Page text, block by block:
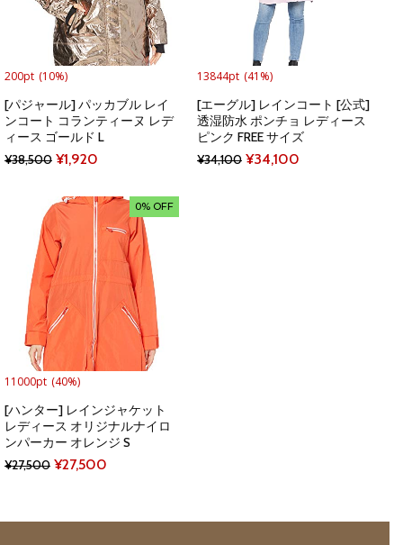
200pt (10%)
[パジャール] パッカブル レイ
ンコート コランティーヌ レデ
ィース ゴールド L
¥38,500 Original
was:
¥38,500.
¥1,920
is:
¥1,920.
13844pt (41%)
[エーグル] レインコート [公式]
透湿防水 ポンチョ レディース
ピンク FREE サイズ
¥34,100 Original
¥34,100
0% OFF
11000pt (40%)
[ハンター] レインジャケット
レディース オリジナルナイロ
ンパーカー オレンジ S
¥27,500 Original
¥27,500